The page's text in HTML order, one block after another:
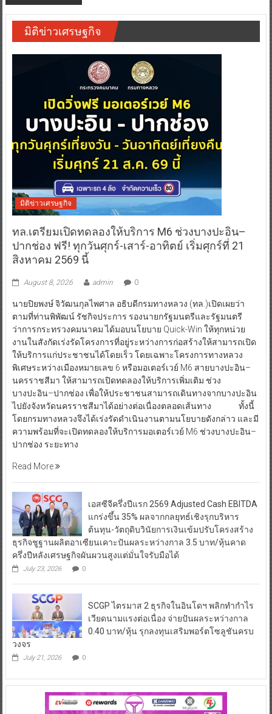
มิติข่าวเศรษฐกิจ
มิติข่าวเศรษฐกิจ
ทล.เตรียมเปิดทดลองให้บริการ M6 ช่วงบางปะอิน–
ปากช่อง ฟรี! ทุกวันศุกร์-เสาร์-อาทิตย์ เริ่มศุกร์ที่ 21
สิงหาคม 2569 นี้
August 8, 2026 admin 0
นายปิยพงษ์ จิวัฒนกุลไพศาล อธิบดีกรมทางหลวง (ทล.)เปิดเผยว่า
ตามที่ท่านพิพัฒน์ รัชกิจประการ รองนายกรัฐมนตรีและรัฐมนตรี
ว่าการกระทรวงคมนาคม ได้มอบนโยบาย Quick-Win ให้ทุกหน่วย
งานในสังกัดเร่งรัดโครงการที่อยู่ระหว่างการก่อสร้างให้สามารถเปิด
ให้บริการแก่ประชาชนได้โดยเร็ว โดยเฉพาะโครงการทางหลวง
พิเศษระหว่างเมืองหมายเลข 6 หรือมอเตอร์เวย์ M6 สายบางปะอิน–
นครราชสีมา ให้สามารถเปิดทดลองให้บริการเพิ่มเติม ช่วง
บางปะอิน–ปากช่อง เพื่อให้ประชาชนสามารถเดินทางจากบางปะอิน
ไปยังจังหวัดนครราชสีมาได้อย่างต่อเนื่องตลอดเส้นทาง ทั้งนี้
โดยกรมทางหลวงจึงได้เร่งรัดดำเนินงานตามนโยบายดังกล่าว และมี
ความพร้อมที่จะเปิดทดลองให้บริการมอเตอร์เวย์ M6 ช่วงบางปะอิน–
ปากช่อง ระยะทาง
Read More
เอสซีจีครึ่งปีแรก 2569 Adjusted Cash EBITDA
แกร่งขึ้น 35% ผลจากกลยุทธ์เชิงรุกบริหาร
ต้นทุน-วัตถุดิบวินัยการเงินเข้มปรับโครงสร้าง
ธุรกิจชูฐานผลิตอาเซียนเคาะปันผลระหว่างกาล 3.5 บาท/หุ้นคาด
ครึ่งปีหลังเศรษฐกิจผันผวนสูงแต่มั่นใจรับมือได้
July 23, 2026 0
SCGP ไตรมาส 2 ธุรกิจในอินโดฯ พลิกทำกำไร
เวียดนามแรงต่อเนื่อง จ่ายปันผลระหว่างกาล
0.40 บาท/หุ้น รุกลงทุนเสริมพอร์ตโซลูชันครบ
วงจร
July 21, 2026 0